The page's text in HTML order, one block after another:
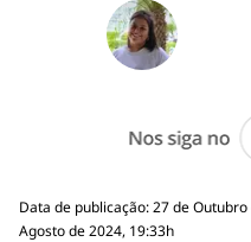
Data de publicação: 27 de
Agosto de 2024, 19:33h